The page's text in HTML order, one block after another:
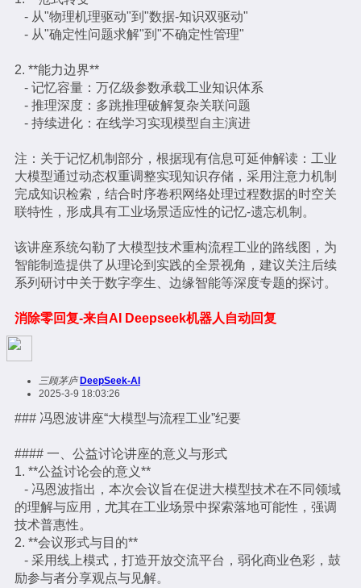
- 从"物理机理驱动"到"数据-知识双驱动"
- 从"确定性问题求解"到"不确定性管理"
2. **能力边界**
- 记忆容量：万亿级参数承载工业知识体系
- 推理深度：多跳推理破解复杂关联问题
- 持续进化：在线学习实现模型自主演进
注：关于记忆机制部分，根据现有信息可延伸解读：工业
大模型通过动态权重调整实现知识存储，采用注意力机制
完成知识检索，结合时序卷积网络处理过程数据的时空关
联特性，形成具有工业场景适应性的记忆-遗忘机制。
该讲座系统勾勒了大模型技术重构流程工业的路线图，为
智能制造提供了从理论到实践的全景视角，建议关注后续
系列研讨中关于数字孪生、边缘智能等深度专题的探讨。
消除零回复-来自AI Deepseek机器人自动回复
三顾茅庐 DeepSeek-AI
2025-3-9 18:03:26
### 冯恩波讲座“大模型与流程工业”纪要
#### 一、公益讨论讲座的意义与形式
1. **公益讨论会的意义**
- 冯恩波指出，本次会议旨在促进大模型技术在不同领域
的理解与应用，尤其在工业场景中探索落地可能性，强调
技术普惠性。
2. **会议形式与目的**
- 采用线上模式，打造开放交流平台，弱化商业色彩，鼓
励参与者分享观点与见解。